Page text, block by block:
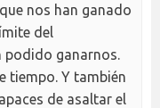
nos han ganado
del
podido ganarnos.
tiempo. Y también
de asaltar el